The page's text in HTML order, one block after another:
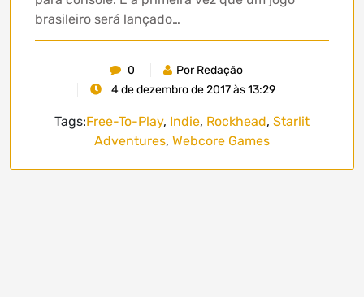
brasileiro será lançado…
0
Por Redação
4 de dezembro de 2017 às 13:29
Tags:Free-To-Play, Indie, Rockhead, Starlit
Adventures, Webcore Games